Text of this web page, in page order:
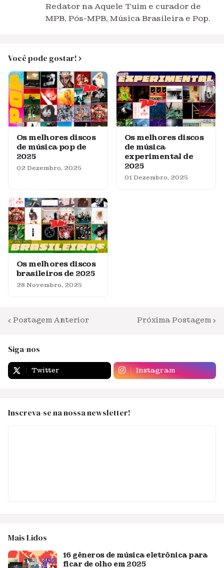
Redator na Aquele Tuim e curador de
MPB, Pós-MPB, Música Brasileira e Pop.
Você pode gostar!
Os melhores discos
de música pop de
2025
02 Dezembro, 2025
Os melhores discos
de música
experimental de
2025
01 Dezembro, 2025
Os melhores discos
brasileiros de 2025
28 Novembro, 2025
Postagem Anterior Próxima Postagem
Siga-nos
Twitter Instagram
Inscreva-se na nossa newsletter!
Mais Lidos
16 gêneros de música eletrônica para
ficar de olho em 2025